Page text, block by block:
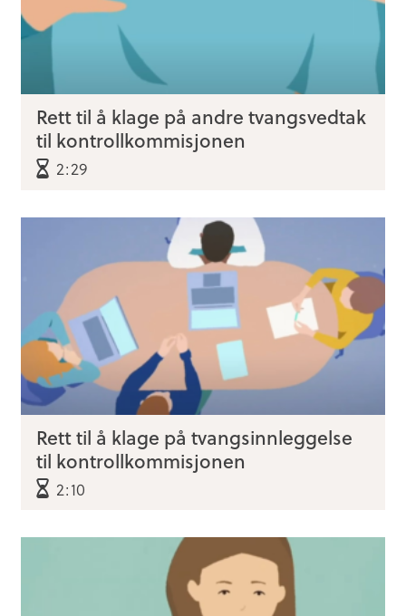
Rett til å klage på andre tvangsvedtak
til kontrollkommisjonen
2:29
Rett til å klage på tvangsinnleggelse
til kontrollkommisjonen
2:10